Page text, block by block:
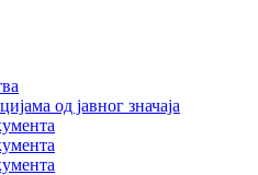
од јавног значаја